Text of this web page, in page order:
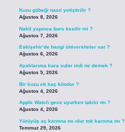
Kuzu göbeği nasıl yetiştirilir ?
Ağustos 8, 2026
Nakil yapınca burs kesilir mi ?
Ağustos 7, 2026
Eskişehir’de hangi üniversiteler var ?
Ağustos 6, 2026
Ayaklarıma kara sular indi ne demek ?
Ağustos 5, 2026
Bir kuzu eti kaç kilodur ?
Ağustos 4, 2026
Apple Watch gece uyurken takılır mı ?
Ağustos 4, 2026
Yürüyüş aç karnına mı olur tok karnına mı ?
Temmuz 29, 2026